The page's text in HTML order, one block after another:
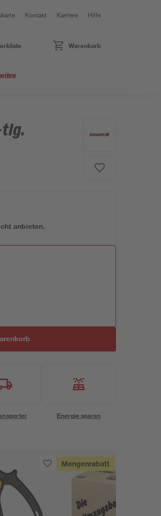
Kontakt Karriere Hilfe
Warenkorb
anbieten.
Energie sparen
Mengenrabatt